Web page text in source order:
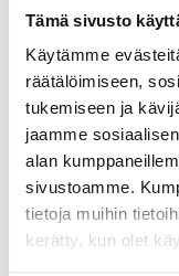
Tämä sivusto
Käytämme
räätälöimiseen,
tukemiseen ja
jaamme
alan
sivustoamme.
tietoja muihin
kerätty, kun olet
Su­kel­la
on ta­sais­ta
mat­to­miin ja
louhos-​,
Tähän jut­tuun